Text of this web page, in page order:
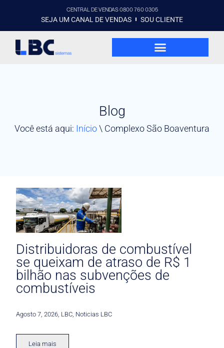
CENTRAL DE VENDAS 0800 760 0305
SEJA UM CANAL DE VENDAS SOU CLIENTE
Blog
Você está aqui: Início\ Complexo São Boaventura
Distribuidoras de combustível
se queixam de atraso de R$ 1
bilhão nas subvenções de
combustíveis
Agosto 7, 2026 LBC Noticias LBC
Leia mais